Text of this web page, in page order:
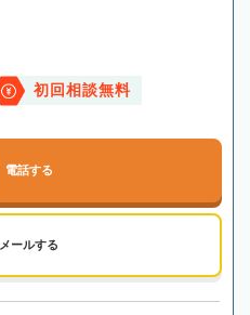
初回相談無料
電話する
メールする